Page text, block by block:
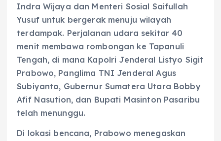
Indra Wijaya dan Menteri Sosial Saifullah
Yusuf untuk bergerak menuju wilayah
terdampak. Perjalanan udara sekitar 40
menit membawa rombongan ke Tapanuli
Tengah, di mana Kapolri Jenderal Listyo Sigit
Prabowo, Panglima TNI Jenderal Agus
Subiyanto, Gubernur Sumatera Utara Bobby
Afif Nasution, dan Bupati Masinton Pasaribu
telah menunggu.
Di lokasi bencana, Prabowo menegaskan